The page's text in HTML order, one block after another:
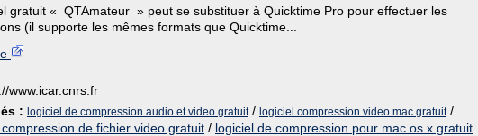
gratuit « QTAmateur » peut se substituer à Quicktime Pro pour effectuer les
(il supporte les mêmes formats que Quicktime...
www.icar.cnrs.fr
: logiciel de compression audio et video gratuit/ logiciel compression video mac gratuit/
de fichier video gratuit / logiciel de compression pour mac os x gratuit